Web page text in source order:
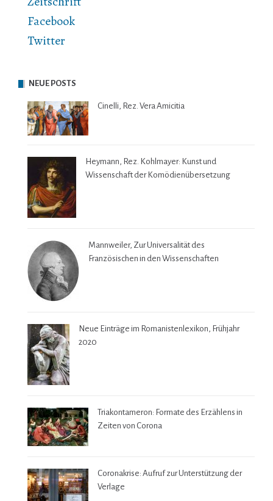
Facebook
Twitter
NEUE POSTS
Cinelli, Rez. Vera Amicitia
Heymann, Rez. Kohlmayer: Kunst und
Wissenschaft der Komödienübersetzung
Mannweiler, Zur Universalität des
Französischen in den Wissenschaften
Neue Einträge im Romanistenlexikon, Frühjahr
2020
Triakontameron: Formate des Erzählens in
Zeiten von Corona
Coronakrise: Aufruf zur Unterstützung der
Verlage